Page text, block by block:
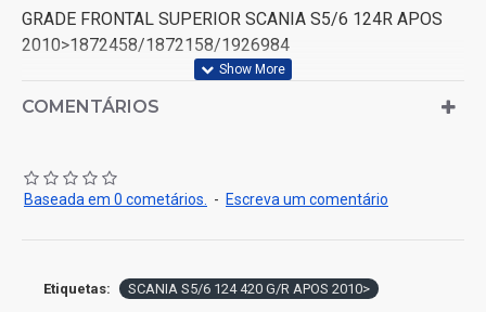
GRADE FRONTAL SUPERIOR SCANIA S5/6 124R APOS
2010>1872458/1872158/1926984
COMENTÁRIOS
Baseada em 0 cometários. - Escreva um comentário
Etiquetas: SCANIA S5/6 124 420 G/R APOS 2010>